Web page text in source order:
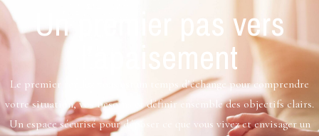
Un premier pas vers
l’apaisement
Le premier rendez-vous est un temps d’échange pour comprendre
votre situation, vos besoins et définir ensemble des objectifs clairs.
Un espace sécurisé pour déposer ce que vous vivez et envisager un